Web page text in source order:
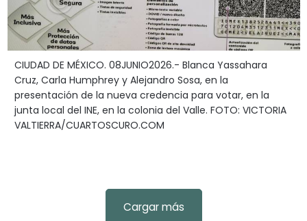
CIUDAD DE MÉXICO. 08JUNIO2026.- Blanca Yassahara
Cruz, Carla Humphrey y Alejandro Sosa, en la
presentación de la nueva credencia para votar, en la
junta local del INE, en la colonia del Valle. FOTO: VICTORIA
VALTIERRA/CUARTOSCURO.COM
Cargar más